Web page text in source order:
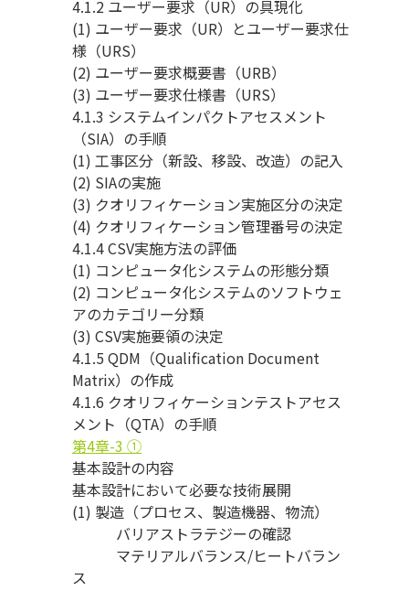
4.1.2 ユーザー要求（UR）の具現化
(1) ユーザー要求（UR）とユーザー要求仕
様（URS）
(2) ユーザー要求概要書（URB）
(3) ユーザー要求仕様書（URS）
4.1.3 システムインパクトアセスメント
（SIA）の手順
(1) 工事区分（新設、移設、改造）の記入
(2) SIAの実施
(3) クオリフィケーション実施区分の決定
(4) クオリフィケーション管理番号の決定
4.1.4 CSV実施方法の評価
(1) コンピュータ化システムの形態分類
(2) コンピュータ化システムのソフトウェ
アのカテゴリー分類
(3) CSV実施要領の決定
4.1.5 QDM（Qualification Document
Matrix）の作成
4.1.6 クオリフィケーションテストアセス
メント（QTA）の手順
第4章-3 ①
基本設計の内容
基本設計において必要な技術展開
(1) 製造（プロセス、製造機器、物流）
バリアストラテジーの確認
マテリアルバランス/ヒートバラン
ス